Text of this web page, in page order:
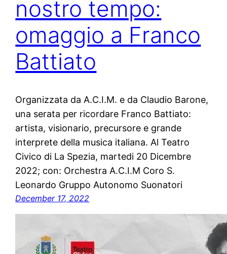
nostro tempo:
omaggio a Franco
Battiato
Organizzata da A.C.I.M. e da Claudio Barone,
una serata per ricordare Franco Battiato:
artista, visionario, precursore e grande
interprete della musica italiana. Al Teatro
Civico di La Spezia, martedi 20 Dicembre
2022; con: Orchestra A.C.I.M Coro S.
Leonardo Gruppo Autonomo Suonatori
December 17, 2022